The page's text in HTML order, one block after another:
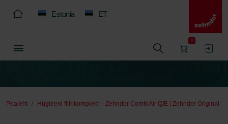
Estonia ET
0
Pealeht Hügieeni filtrikomplekt – Zehnder ComfoAir Q/E | Zehnder Original